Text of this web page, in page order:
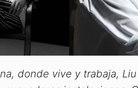
donde vive y trabaja,